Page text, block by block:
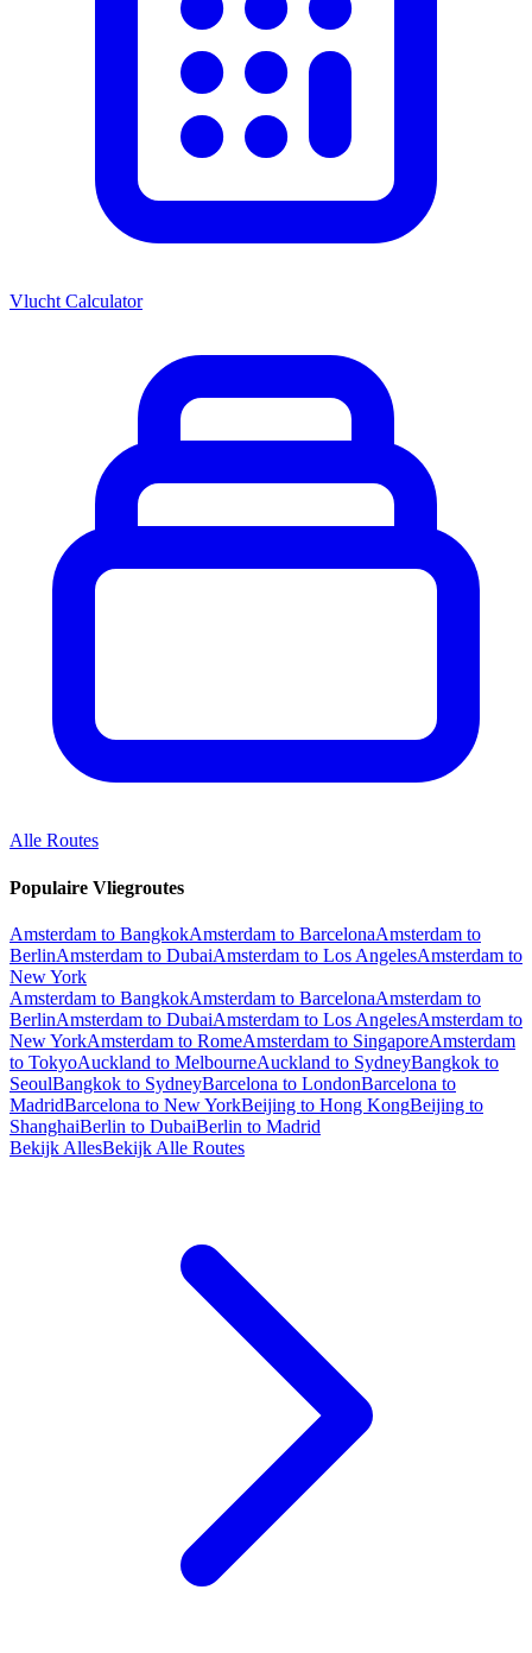
Vlucht Calculator
Alle Routes
Populaire Vliegroutes
Amsterdam to BangkokAmsterdam to BarcelonaAmsterdam to
BerlinAmsterdam to DubaiAmsterdam to Los AngelesAmsterdam to
New York
Amsterdam to BangkokAmsterdam to BarcelonaAmsterdam to
BerlinAmsterdam to DubaiAmsterdam to Los AngelesAmsterdam to
New YorkAmsterdam to RomeAmsterdam to SingaporeAmsterdam
to TokyoAuckland to MelbourneAuckland to SydneyBangkok to
SeoulBangkok to SydneyBarcelona to LondonBarcelona to
MadridBarcelona to New YorkBeijing to Hong KongBeijing to
ShanghaiBerlin to DubaiBerlin to Madrid
Bekijk AllesBekijk Alle Routes